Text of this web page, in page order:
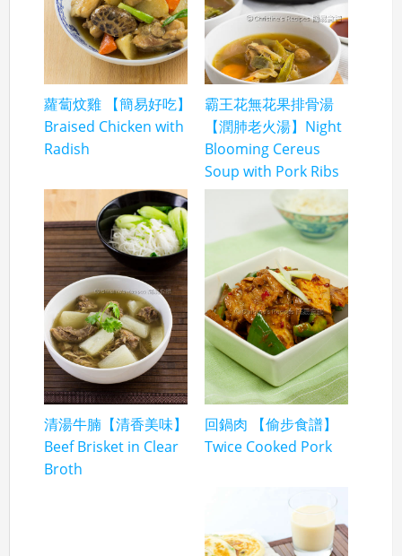
蘿蔔炆雞 【簡易好吃】
Braised Chicken with
Radish
霸王花無花果排骨湯
【潤肺老火湯】Night
Blooming Cereus
Soup with Pork Ribs
清湯牛腩【清香美味】
Beef Brisket in Clear
Broth
回鍋肉 【偷步食譜】
Twice Cooked Pork